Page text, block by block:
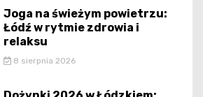
Joga na świeżym powietrzu:
Łódź w rytmie zdrowia i
relaksu
8 sierpnia 2026